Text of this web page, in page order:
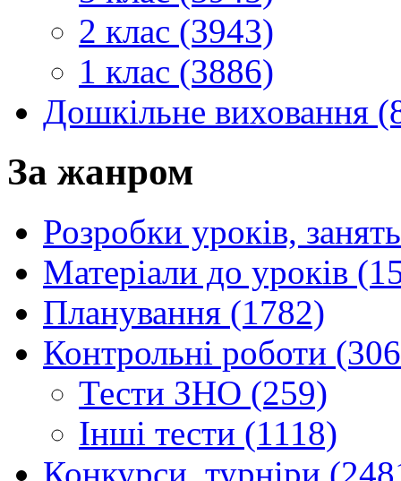
2 клас (3943)
1 клас (3886)
Дошкільне виховання
За жанром
Розробки уроків,
Матеріали до уроків
Планування (1782)
Контрольні роботи
Тести ЗНО (259)
Інші тести (1118)